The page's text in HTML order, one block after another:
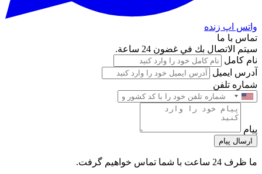
واتس اپ زنده
تماس با ما
سيتم الاتصال بك في غضون 24 ساعة.
نام کامل
آدرس ایمیل
شماره تلفن
پیام
ارسال پیام
ما ظرف 24 ساعت با شما تماس خواهیم گرفت.